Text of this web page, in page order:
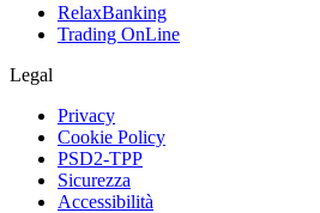
RelaxBanking
Trading OnLine
Legal
Privacy
Cookie Policy
PSD2-TPP
Sicurezza
Accessibilità